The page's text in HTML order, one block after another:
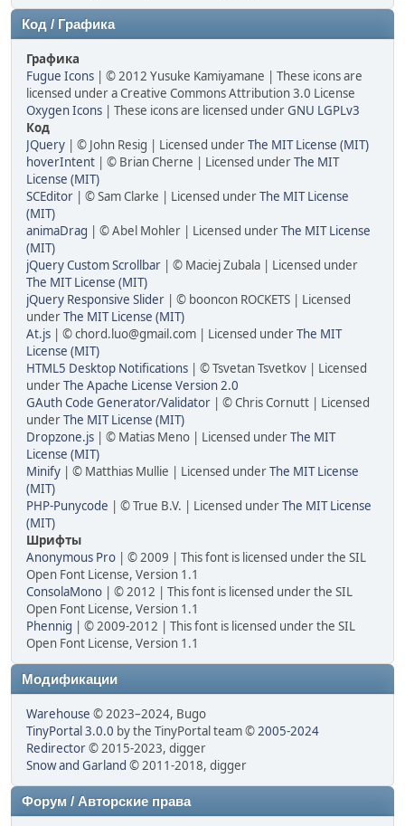
Код / Графика
Графика
Fugue Icons | © 2012 Yusuke Kamiyamane | These icons are
licensed under a Creative Commons Attribution 3.0 License
Oxygen Icons | These icons are licensed underGNU LGPLv3
Код
JQuery | © John Resig | Licensed underThe MIT License (MIT)
hoverIntent | © Brian Cherne | Licensed underThe MIT
License (MIT)
SCEditor | © Sam Clarke | Licensed underThe MIT License
(MIT)
animaDrag | © Abel Mohler | Licensed underThe MIT License
(MIT)
jQuery Custom Scrollbar | © Maciej Zubala | Licensed under
The MIT License (MIT)
jQuery Responsive Slider | © booncon ROCKETS | Licensed
underThe MIT License (MIT)
At.js | © chord.luo@gmail.com | Licensed underThe MIT
License (MIT)
HTML5 Desktop Notifications | © Tsvetan Tsvetkov | Licensed
underThe Apache License Version 2.0
GAuth Code Generator/Validator | © Chris Cornutt | Licensed
underThe MIT License (MIT)
Dropzone.js | © Matias Meno | Licensed underThe MIT
License (MIT)
Minify | © Matthias Mullie | Licensed underThe MIT License
(MIT)
PHP-Punycode | © True B.V. | Licensed underThe MIT License
(MIT)
Шрифты
Anonymous Pro | © 2009 | This font is licensed under the SIL
Open Font License, Version 1.1
ConsolaMono | © 2012 | This font is licensed under the SIL
Open Font License, Version 1.1
Phennig | © 2009-2012 | This font is licensed under the SIL
Open Font License, Version 1.1
Модификации
Warehouse © 2023–2024, Bugo
TinyPortal 3.0.0 by the TinyPortal team ©2005-2024
Redirector© 2015-2023, digger
Snow and Garland © 2011-2018, digger
Форум / Авторские права